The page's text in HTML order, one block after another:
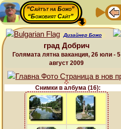
“Сайтът на Божо”
“Божовият Сайт”
Дизайнер Божо
град Добрич
Голямата лятна ваканция, 26 юли - 5
август 2009
Снимки в албума (16):